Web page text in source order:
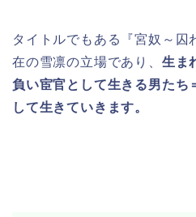
タイトルでもある『宮奴～囚
在の雪凛の立場であり、 生ま
負い宦官として生きる男たち
して生きていきます。